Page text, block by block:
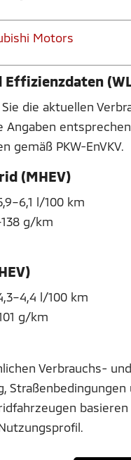
Motors
Effizienzdaten
die aktuellen
Angaben
gemäß PKW-EnVKV.
(MHEV)
l/100 km
g/km
l/100 km
g/km
Verbrauchs-